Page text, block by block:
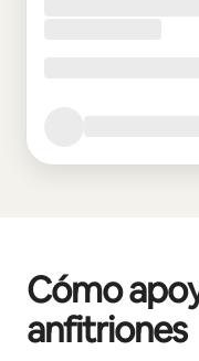
Cómo
anfitriones